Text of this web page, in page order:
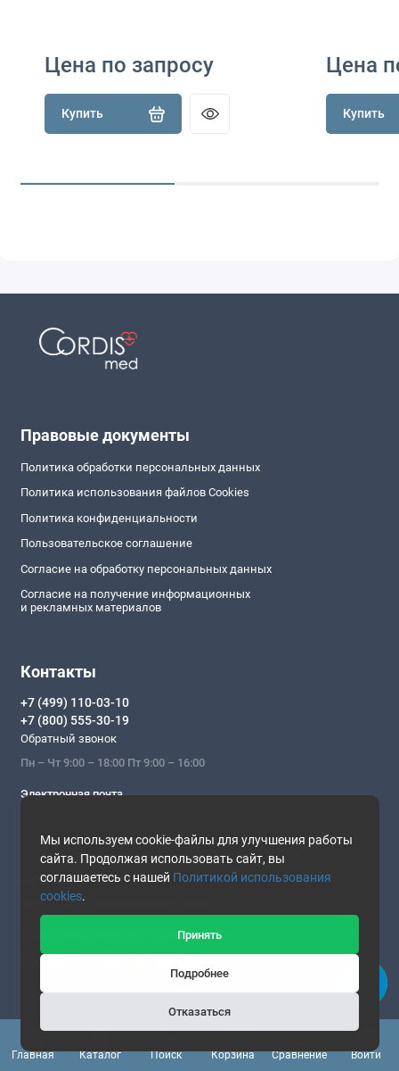
Главная Каталог Поиск Корзина
0
Сравнение
Войти
Цена по запросу
Купить
Цена
Купить
Мы используем cookie-файлы для улучшения работы
сайта. Продолжая использовать сайт, вы
соглашаетесь с нашей Политикой использования
cookies.
Принять
Подробнее
Отказаться
Правовые документы
Политика обработки персональных данных
Политика использования файлов Cookies
Политика конфиденциальности
Пользовательское соглашение
Согласие на обработку персональных данных
Согласие на получение информационных
и рекламных материалов
Контакты
+7 (499) 110-03-10
+7 (800) 555-30-19
Обратный звонок
Пн – Чт 9:00 – 18:00 Пт 9:00 – 16:00
Электронная почта
remont@cordismed.ru
Адрес магазина
Москва, ул. Профсоюзная, д. 56, оф. 1116
Наши социальные сети и мессенджеры
Подписка на Cordismed